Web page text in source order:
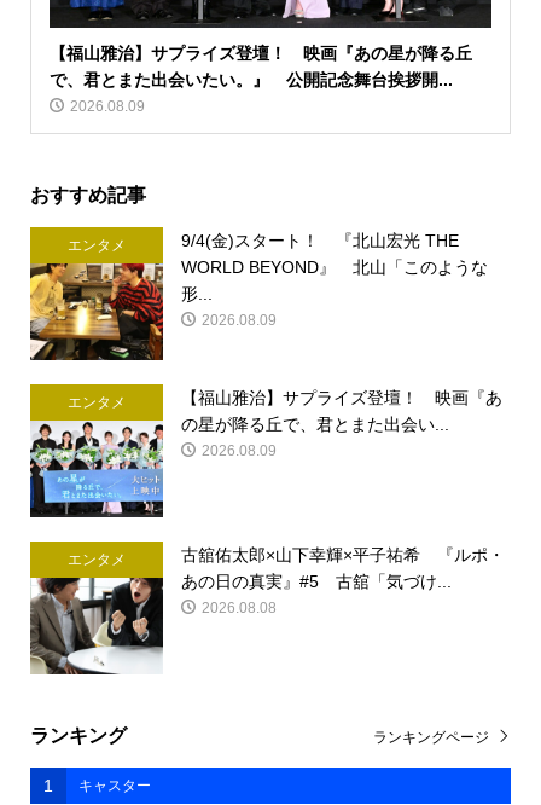
【福山雅治】サプライズ登壇！ 映画『あの星が降る丘
で、君とまた出会いたい。』 公開記念舞台挨拶開...
2026.08.09
おすすめ記事
エンタメ
9/4(金)スタート！ 『北山宏光 THE
WORLD BEYOND』 北山「このような
形...
2026.08.09
エンタメ
【福山雅治】サプライズ登壇！ 映画『あ
の星が降る丘で、君とまた出会い...
2026.08.09
エンタメ
古舘佑太郎×山下幸輝×平子祐希 『ルポ・
あの日の真実』#5 古舘「気づけ...
2026.08.08
ランキング
1 キャスター
ランキングページ